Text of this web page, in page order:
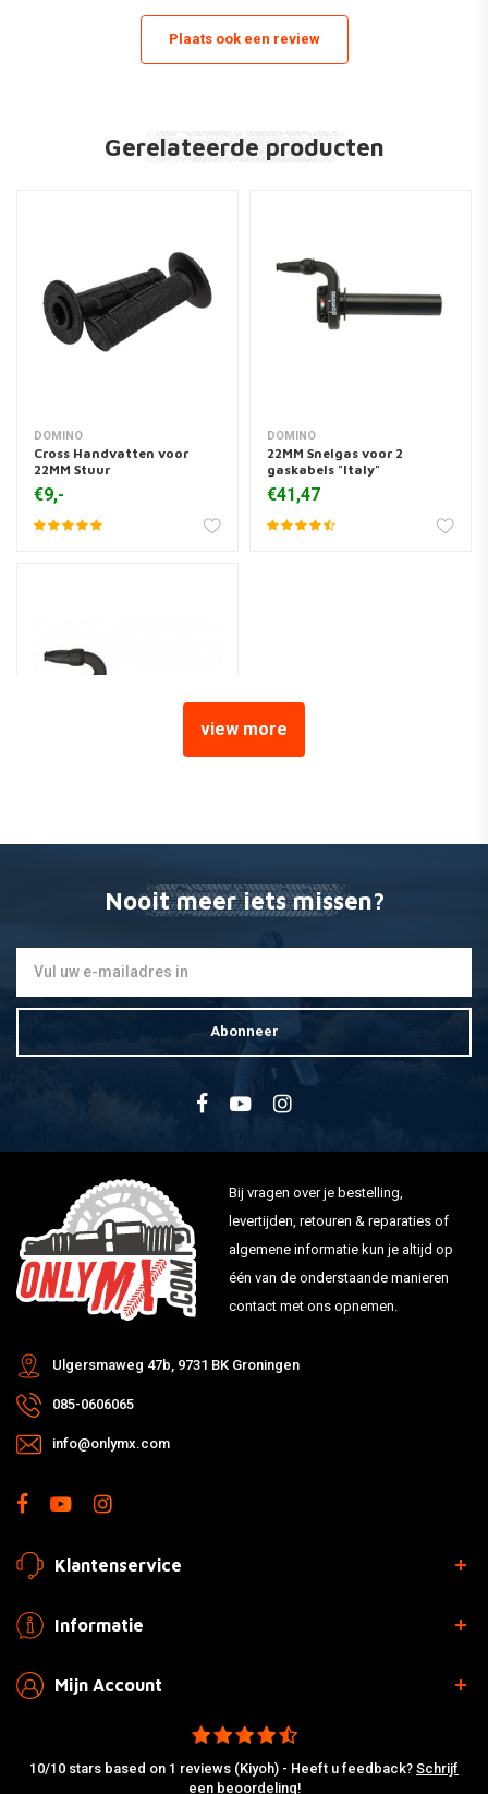
Plaats ook een review
Gerelateerde producten
DOMINO
Cross Handvatten voor
22MM Stuur
€9,-
DOMINO
22MM Snelgas voor 2
gaskabels "Italy"
€41,47
gaskabels
view more
Nooit meer iets missen?
Abonneer
Bij vragen over je bestelling,
levertijden, retouren & reparaties of
algemene informatie kun je altijd op
één van de onderstaande manieren
contact met ons opnemen.
Ulgersmaweg 47b, 9731 BK Groningen
085-0606065
info@onlymx.com
Klantenservice
Informatie
Mijn Account
10/10 stars based on 1 reviews (Kiyoh) - Heeft u feedback? Schrijf
een beoordeling!